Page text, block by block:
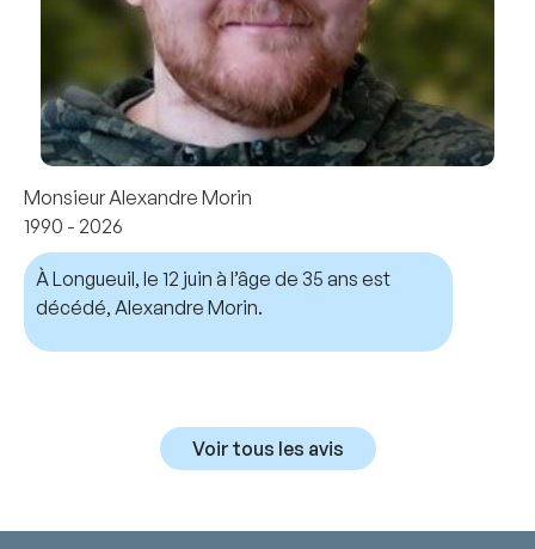
Monsieur Alexandre Morin
1990 - 2026
À Longueuil, le 12 juin à l’âge de 35 ans est
décédé, Alexandre Morin.
Voir tous les avis